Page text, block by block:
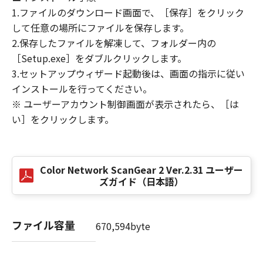
(3) お客様が本契約書のいずれかの条項に違反
した場合、本契約書は直ちに終了します。
(4) お客様は、上記(3)によって本契約書が終了
した場合、速やかに、「本ソフトウェア」およ
びその複製物のすべてを廃棄または消去するも
のとします。
(5）上記にかかわらず、本契約書第2条、第4条
から第7条まで、第8条第4項および第10条の規
定は、本契約書の終了後も効力を有します。
NOTICE
“米国政府エンドユーザー”とは、米国政府の機
関また団体を意味します。もしお客様が米国政
用されます：The SOFTWARE is a "commercial
item," as that term is defined at 48 C.F.R.
1.ファイルのダウンロード画面で、［保存］をクリック
して任意の場所にファイルを保存します。
2.保存したファイルを解凍して、フォルダー内の
［Setup.exe］をダブルクリックします。
3.セットアップウィザード起動後は、画面の指示に従い
インストールを行ってください。
※ ユーザーアカウント制御画面が表示されたら、［は
い］をクリックします。
Color Network ScanGear 2 Ver.2.31 ユーザー
ズガイド（日本語）
ファイル容量 670,594byte